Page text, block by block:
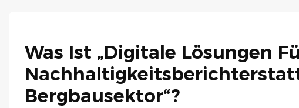
Was Ist „Digitale Lösungen
Bergbausektor“?